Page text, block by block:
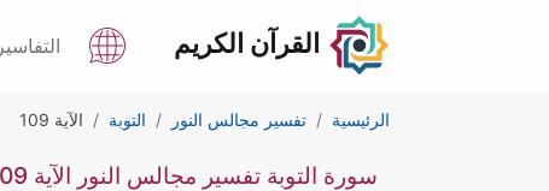
القرآن الكريم التفاسير
الرئيسية تفسير مجالس النور التوبة الآية 109
سورة التوبة تفسير مجالس النور الآية 109